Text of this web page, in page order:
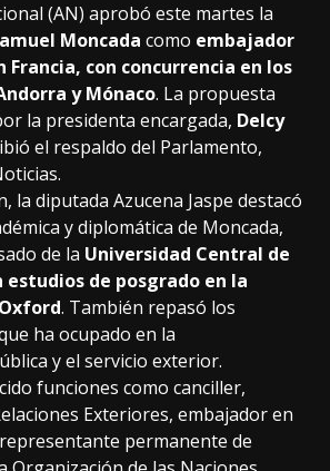
(AN) aprobó este martes la
Moncada como embajador
Francia, con concurrencia en los
y Mónaco. La propuesta
la presidenta encargada, Delcy
el respaldo del Parlamento,
la diputada Azucena Jaspe destacó
y diplomática de Moncada,
de la Universidad Central de
estudios de posgrado en la
. También repasó los
ha ocupado en la
y el servicio exterior.
funciones como canciller,
Exteriores, embajador en
permanente de